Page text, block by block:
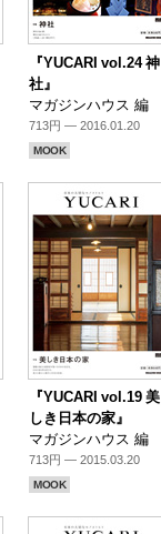
『YUCARI vol.24 神
社』
マガジンハウス 編
713円 — 2016.01.20
MOOK
『YUCARI vol.19 美
しき日本の家』
マガジンハウス 編
713円 — 2015.03.20
MOOK